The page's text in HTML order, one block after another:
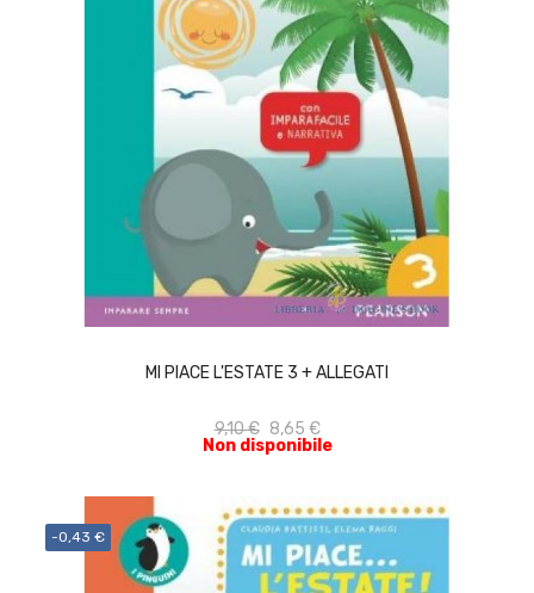
MI PIACE L'ESTATE 3 + ALLEGATI
9,10 € 8,65 €
Non disponibile
-0,43 €